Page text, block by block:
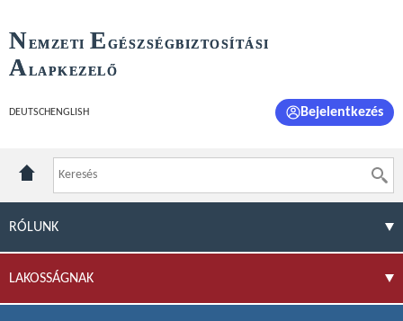
NEMZETI E GÉSZSÉGBIZTOSÍTÁSI
ALAPKEZELŐ
DEUTSCH ENGLISH Bejelentkezés
RÓLUNK
LAKOSSÁGNAK